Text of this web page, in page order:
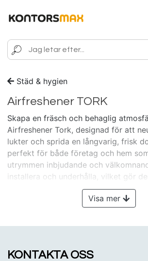
Städ & hygien
Airfreshener TORK
Skapa en fräsch och behaglig
Airfreshener Tork, designad för att
lukter och sprida en långvarig, frisk
perfekt för både företag och hem
utrymmen inbjudande och
installera och underhålla, vilket gör
typer av miljöer. Luftfräschare med
Visste du att
Visa mer
KONTAKTA OSS